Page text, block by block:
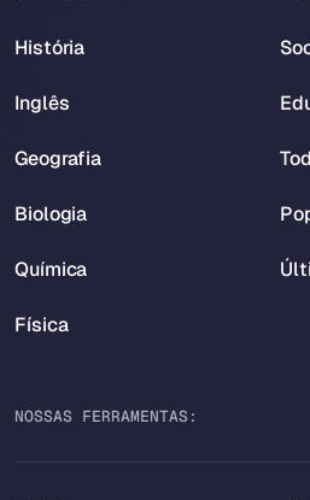
História
Inglês
Geografia
Biologia
Química
Física
NOSSAS FERRAMENTAS: